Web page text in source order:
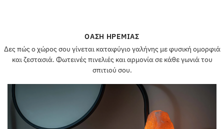
ΌΑΣΗ ΗΡΕΜΊΑΣ
Δες πώς ο χώρος σου γίνεται καταφύγιο γαλήνης με φυσική ομορφιά
και ζεστασιά. Φωτεινές πινελιές και αρμονία σε κάθε γωνιά του
σπιτιού σου.